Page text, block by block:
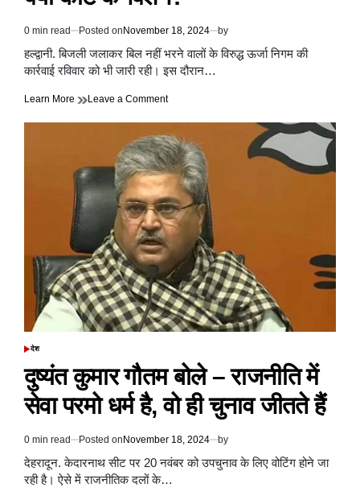
Estimated
read
time
0 min read Posted on November 18, 2024 by
हल्द्वानी. बिजली जलाकर बिल नहीं भरने वालों के विरुद्ध ऊर्जा निगम की
कार्रवाई रविवार को भी जारी रही। इस दौरान…
Learn More Leave a Commenton
ब‍िजली
व‍िभाग
ने
24
घरों
के
क्‍यों
काटे
कनेक्शन?
POSTED
देश
दुष्यंत कुमार गौतम बोले – राजनीति में
सेवा परमो धर्म है, वो ही चुनाव जीतते हैं
Estimated
read
time
0 min read Posted on November 18, 2024 by
देहरादून. केदारनाथ सीट पर 20 नवंबर को उपचुनाव के लिए वोटिंग होने जा
रही है। ऐसे में राजनीतिक दलों के…